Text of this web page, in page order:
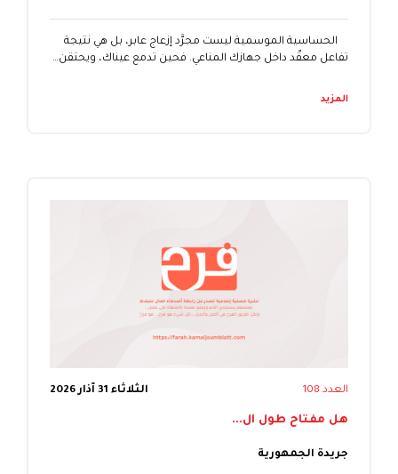
الحساسية الموسمية ليست مجرَّد إزعاج عابر، بل هي نتيجة
تفاعل معقّد داخل جهازك المناعي. فحين تدمع عيناك، ويحتقن…
المزيد
العدد 108 الثلاثاء 31 آذار 2026
هل مفتاح طول ال...
جريدة الجمهورية